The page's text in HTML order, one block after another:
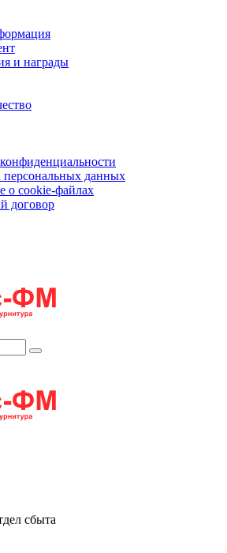
и награды
персональных данных
о cookie-файлах
договор
сбыта